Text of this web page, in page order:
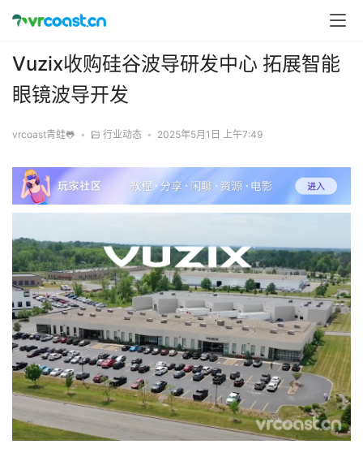
Vuzix收购硅谷波导研发中心 拓展智能
眼镜波导开发
vrcoast青蛙🐸 • 行业动态 • 2025年5月1日 上午7:49